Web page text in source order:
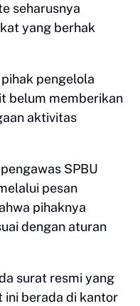
seharusnya
yang berhak
pengelola
belum memberikan
aktivitas
SPBU
pesan
pihaknya
dengan aturan
surat resmi yang
ini berada di kantor